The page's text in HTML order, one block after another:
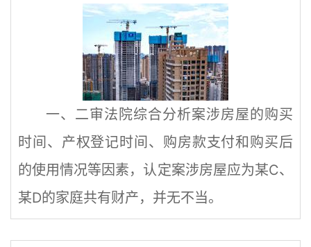
一、二审法院综合分析案涉房屋的购买
时间、产权登记时间、购房款支付和购买后
的使用情况等因素，认定案涉房屋应为某C、
某D的家庭共有财产，并无不当。